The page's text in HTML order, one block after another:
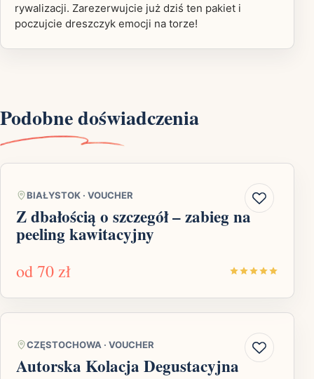
rywalizacji. Zarezerwujcie już dziś ten pakiet i
poczujcie dreszczyk emocji na torze!
Podobne doświadczenia
BIAŁYSTOK · VOUCHER
Z dbałością o szczegół – zabieg na
peeling kawitacyjny
od70 zł
CZĘSTOCHOWA · VOUCHER
Autorska Kolacja Degustacyjna